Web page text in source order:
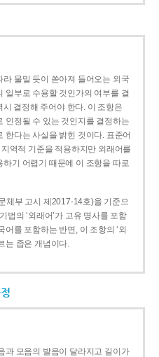
물밀 듯이 쏟아져 들어오는 외국
일부로 수용할 것인가의 여부를 결
결정해 주어야 한다. 이 조항은
인정될 수 있는 것인지를 결정하는
한다는 사실을 밝힌 것이다. 표준어
역적 기준을 적용하지만 외래어를
기 어렵기 때문에 이 조항을 따로
체부 고시 제2017-14호)을 기준으
법의 ‘외래어’가 고유 명사를 포함
를 포함하는 반면, 이 조항의 ‘외
는 좁은 개념이다.
과 모음의 발음이 달라지고 길이가